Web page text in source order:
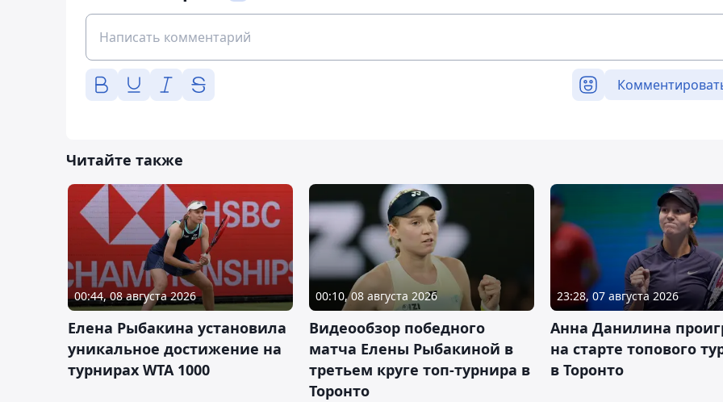
Читайте также
00:44, 08 августа 2026
Елена Рыбакина установила
уникальное достижение на
турнирах WTA 1000
00:10, 08 августа 2026
Видеообзор победного
матча Елены Рыбакиной в
третьем круге топ-турнира в
Торонто
23:28, 07 августа 2026
Анна Данилина
на старте топового
в Торонто